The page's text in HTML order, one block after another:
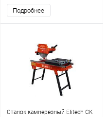
Подробнее
Станок камнерезный Elitech CK